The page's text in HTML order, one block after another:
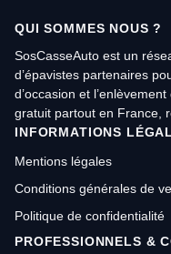
QUI SOMMES NOUS ?
SosCasseAuto est un
d’épavistes partenaires
d’occasion et
gratuit partout en France,
INFORMATIONS
Mentions légales
Conditions générales de
Politique de confidentialité
PROFESSIONNELS &